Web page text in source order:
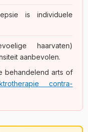
is individuele
haarvaten)
aanbevolen.
behandelend arts of
contra-